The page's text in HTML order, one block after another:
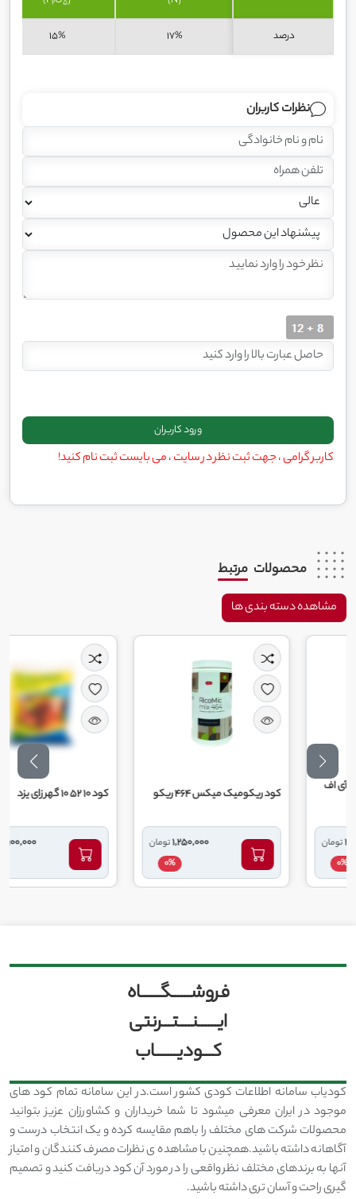
2 5
درصد 17%
15%
نظرات کاربران
کاربر گرامی ، جهت ثبت نظر در سایت ، می بایست ثبت نام کنید!
محصولات مرتبط
مشاهده دسته بندی ها
کود ریکومیک میکس 464 ریکو
1,250,000تومان
7,100,000تومان
فروشــــــگــــــاه
ایــــــنــــتـــرنتی
کـــودیـــــــاب
کودیاب سامانه اطلاعات کودی کشور است.در این سامانه تمام کود های
موجود در ایران معرفی میشود تا شما خریداران و کشاورزان عزیز بتوانید
محصولات شرکت های مختلف را باهم مقایسه کرده و یک انتخاب درست و
آگاهانه داشته باشید.همچنین با مشاهده ی نظرات مصرف کنندگان و امتیاز
آنها به برندهای مختلف نظر واقعی را در مورد آن کود دریافت کنید و تصمیم
گیری راحت و آسان تری داشته باشید.